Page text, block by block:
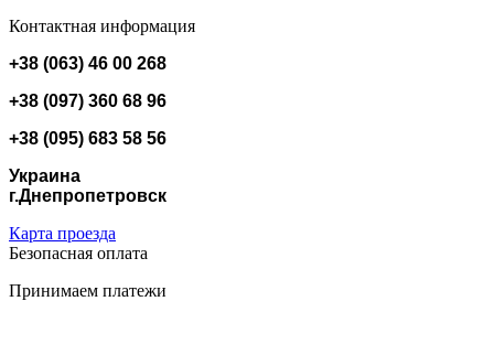
Контактная информация
+38 (063) 46 00 268
+38 (097) 360 68 96
+38 (095) 683 58 56
Украина
г.Днепропетровск
Карта проезда
Безопасная оплата
Принимаем платежи